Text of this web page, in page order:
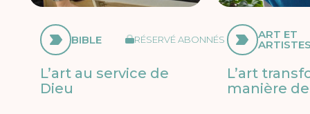
BIBLE RÉSERVÉ ABONNÉS
L’art au service de
Dieu
ART ET
L’art
manière